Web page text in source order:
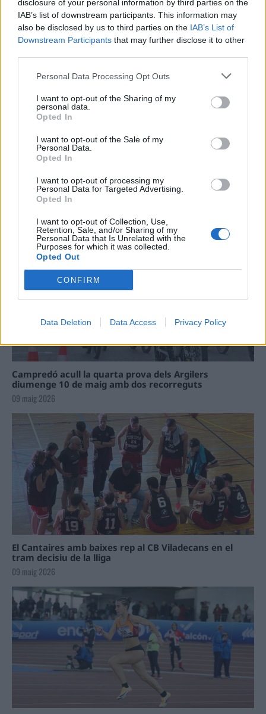
disclosure of your personal information by third parties on the
IAB’s list of downstream participants. This information may
also be disclosed by us to third parties on the IAB’s List of
Downstream Participants that may further disclose it to other
Personal Data Processing Opt Outs
I want to opt-out of the Sharing of my
personal data.
Opted In
I want to opt-out of the Sale of my
Personal Data.
Opted In
I want to opt-out of processing my
Personal Data for Targeted Advertising.
Opted In
I want to opt-out of Collection, Use,
Retention, Sale, and/or Sharing of my
Personal Data that Is Unrelated with the
Purposes for which it was collected.
Opted Out
CONFIRM
Data Deletion Data Access Privacy Policy
La Cursa de l’Aldea segona d’etiqueta d’or de la
09 maig 2026
Campredó acull la quarta prova dels Argilers
diumenge 10 de maig amb dos recorreguts
09 maig 2026
El Cantaires amb baixes rep al CB Viladecans en el
tram decisiu de la lliga
09 maig 2026